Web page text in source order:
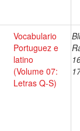
Vocabulario
Portuguez e
latino
(Volume 07:
Letras Q-S)